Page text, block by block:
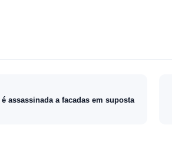
assassinada a facadas em suposta